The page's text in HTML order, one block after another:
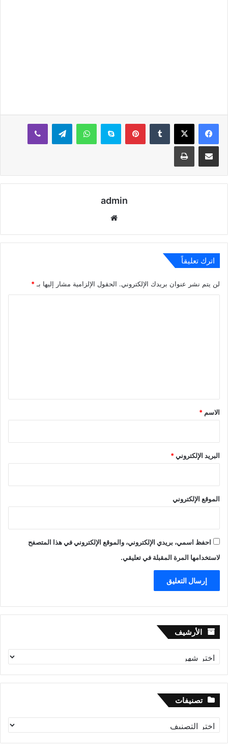
بينتيريستسكايب واتساب تيلقرام ڤايبر
مشاركة عبر البريد طباعة
admin
اترك تعليقاً
لن يتم نشر عنوان بريدك الإلكتروني. الحقول الإلزامية مشار إليها بـ *
*
الاسم *
البريد الإلكتروني*
الموقع الإلكتروني
احفظ اسمي، بريدي الإلكتروني، والموقع الإلكتروني في هذا المتصفح
لاستخدامها المرة المقبلة في تعليقي.
الأرشيف الأرشيف
تصنيفات
تصنيفات